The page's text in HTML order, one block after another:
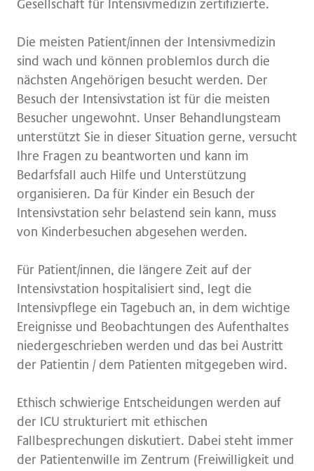
Gesellschaft für Intensivmedizin zertifizierte.
Die meisten Patient/innen der Intensivmedizin
sind wach und können problemlos durch die
nächsten Angehörigen besucht werden. Der
Besuch der Intensivstation ist für die meisten
Besucher ungewohnt. Unser Behandlungsteam
unterstützt Sie in dieser Situation gerne, versucht
Ihre Fragen zu beantworten und kann im
Bedarfsfall auch Hilfe und Unterstützung
organisieren. Da für Kinder ein Besuch der
Intensivstation sehr belastend sein kann, muss
von Kinderbesuchen abgesehen werden.
Für Patient/innen, die längere Zeit auf der
Intensivstation hospitalisiert sind, legt die
Intensivpflege ein Tagebuch an, in dem wichtige
Ereignisse und Beobachtungen des Aufenthaltes
niedergeschrieben werden und das bei Austritt
der Patientin / dem Patienten mitgegeben wird.
Ethisch schwierige Entscheidungen werden auf
der ICU strukturiert mit ethischen
Fallbesprechungen diskutiert. Dabei steht immer
der Patientenwille im Zentrum (Freiwilligkeit und